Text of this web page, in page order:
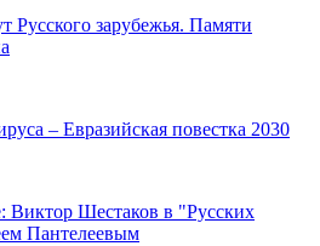
зарубежья. Памяти
– Евразийская повестка 2030
Виктор Шестаков в "Русских
Пантелеевым